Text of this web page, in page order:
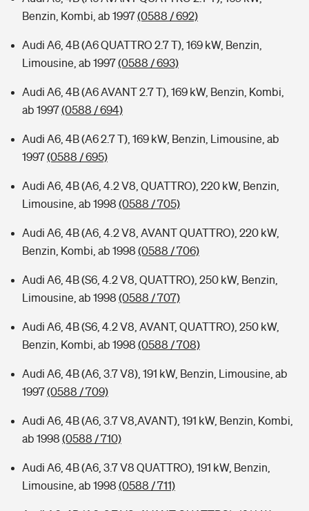
Benzin, Kombi, ab 1997(0588 / 692)
Audi A6, 4B (A6 QUATTRO 2.7 T), 169 kW, Benzin,
Limousine, ab 1997(0588 / 693)
Audi A6, 4B (A6 AVANT 2.7 T), 169 kW, Benzin, Kombi,
ab 1997(0588 / 694)
Audi A6, 4B (A6 2.7 T), 169 kW, Benzin, Limousine, ab
1997(0588 / 695)
Audi A6, 4B (A6, 4.2 V8, QUATTRO), 220 kW, Benzin,
Limousine, ab 1998 (0588 / 705)
Audi A6, 4B (A6, 4.2 V8, AVANT QUATTRO), 220 kW,
Benzin, Kombi, ab 1998 (0588 / 706)
Audi A6, 4B (S6, 4.2 V8, QUATTRO), 250 kW, Benzin,
Limousine, ab 1998 (0588 / 707)
Audi A6, 4B (S6, 4.2 V8, AVANT, QUATTRO), 250 kW,
Benzin, Kombi, ab 1998 (0588 / 708)
Audi A6, 4B (A6, 3.7 V8), 191 kW, Benzin, Limousine, ab
1997(0588 / 709)
Audi A6, 4B (A6, 3.7 V8,AVANT), 191 kW, Benzin, Kombi,
ab 1998 (0588 / 710)
Audi A6, 4B (A6, 3.7 V8 QUATTRO), 191 kW, Benzin,
Limousine, ab 1998 (0588 / 711)